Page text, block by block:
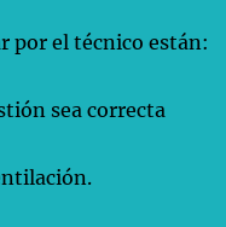
por el técnico están:
sea correcta